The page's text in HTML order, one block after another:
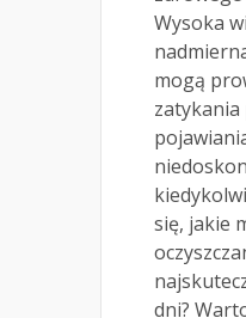
Wysoka
mogą
się, jakie
dni?